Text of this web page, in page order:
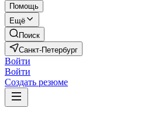
Помощь
Ещё
Поиск
Санкт-Петербург
Войти
Войти
Создать резюме